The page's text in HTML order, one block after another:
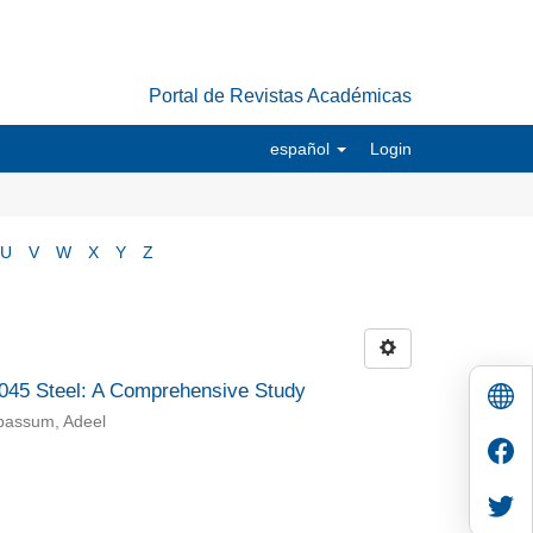
Portal de Revistas Académicas
español Login
U V W X Y Z
Steel: A Comprehensive Study
Adeel